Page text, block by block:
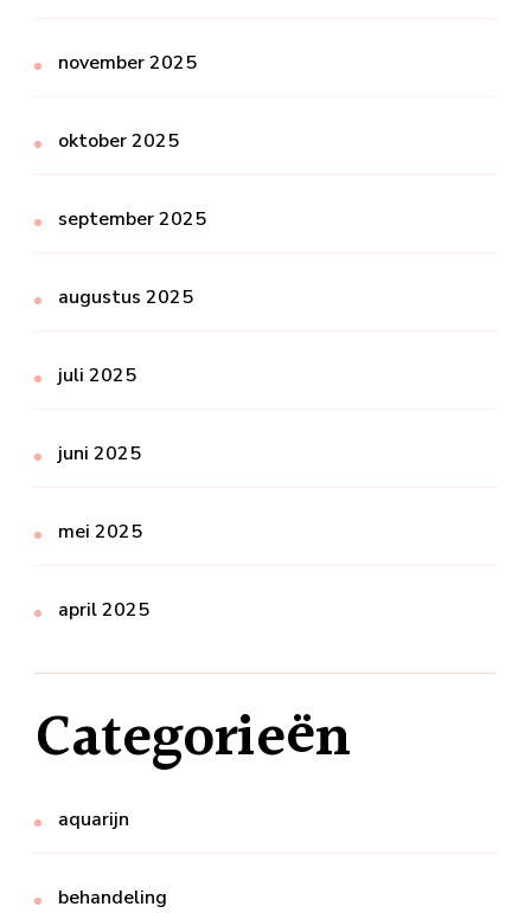
november 2025
oktober 2025
september 2025
augustus 2025
juli 2025
juni 2025
mei 2025
april 2025
Categorieën
aquarijn
behandeling